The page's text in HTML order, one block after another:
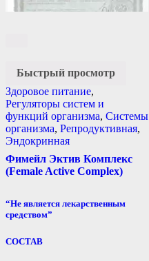
Быстрый просмотр
Здоровое питание,
Регуляторы систем и
функций организма, Системы
организма, Репродуктивная,
Эндокринная
Фимейл Эктив Комплекс
(Female Active Complex)
“Не является лекарственным
средством”
СОСТАВ